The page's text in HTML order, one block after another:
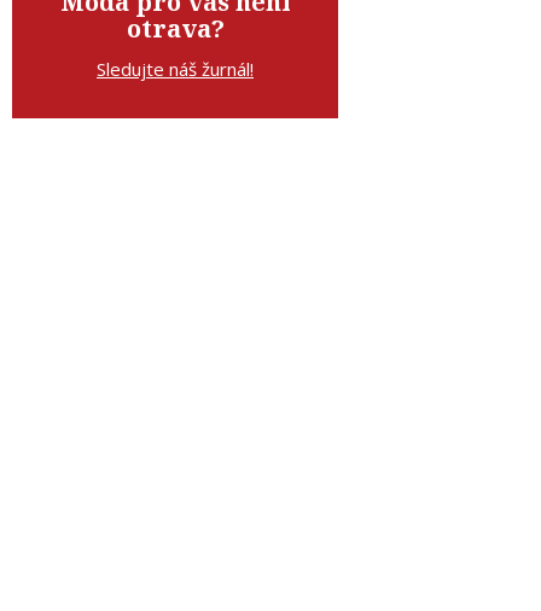
otrava?
Sledujte náš žurnál!